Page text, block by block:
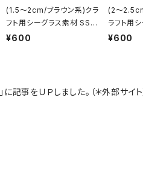
(1.5～2cm/ブラウン系)クラ
フト用シーグラス素材 SS-4
85
¥600
(2～
ラフト用
-484
¥600
」に記事をＵＰしました。（＊外部サイ